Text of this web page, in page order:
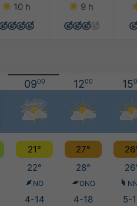
10 h
9 h
0900 1200 15
21° 27°
22° 28°
NO ONO
4-14 4-18 5-